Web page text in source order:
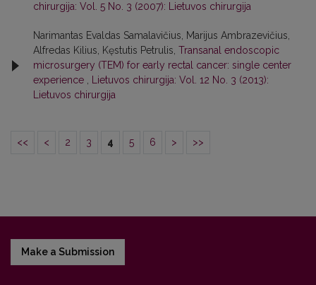
chirurgija: Vol. 5 No. 3 (2007): Lietuvos chirurgija
Narimantas Evaldas Samalavičius, Marijus Ambrazevičius,
Alfredas Kilius, Kęstutis Petrulis, Transanal endoscopic
microsurgery (TEM) for early rectal cancer: single center
experience , Lietuvos chirurgija: Vol. 12 No. 3 (2013):
Lietuvos chirurgija
<< < 2 3 4 5 6 > >>
Make a Submission